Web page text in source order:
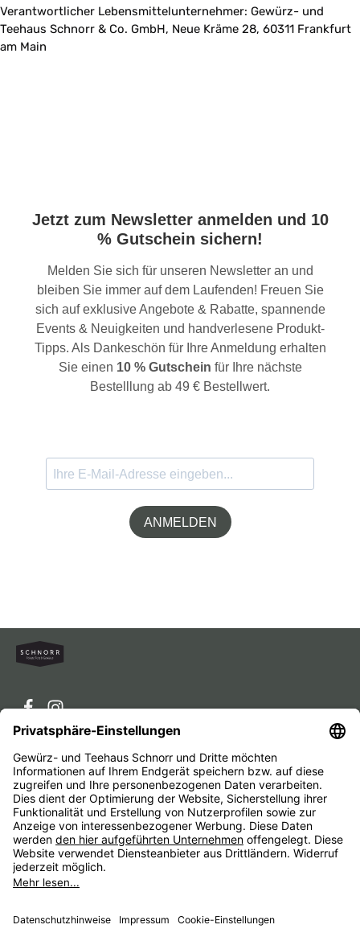
Verantwortlicher Lebensmittelunternehmer: Gewürz- und
Teehaus Schnorr & Co. GmbH, Neue Kräme 28, 60311 Frankfurt
am Main
Jetzt zum Newsletter anmelden und 10
% Gutschein sichern!
Melden Sie sich für unseren Newsletter an und
bleiben Sie immer auf dem Laufenden! Freuen Sie
sich auf exklusive Angebote & Rabatte, spannende
Events & Neuigkeiten und handverlesene Produkt-
Tipps. Als Dankeschön für Ihre Anmeldung erhalten
Sie einen 10 % Gutschein für Ihre nächste
Bestelllung ab 49 € Bestellwert.
ANMELDEN
Service-Hotline
Service
Unternehmen
Alle Preise inkl. gesetzl. Mehrwertsteuer zzgl.
anders angegeben.